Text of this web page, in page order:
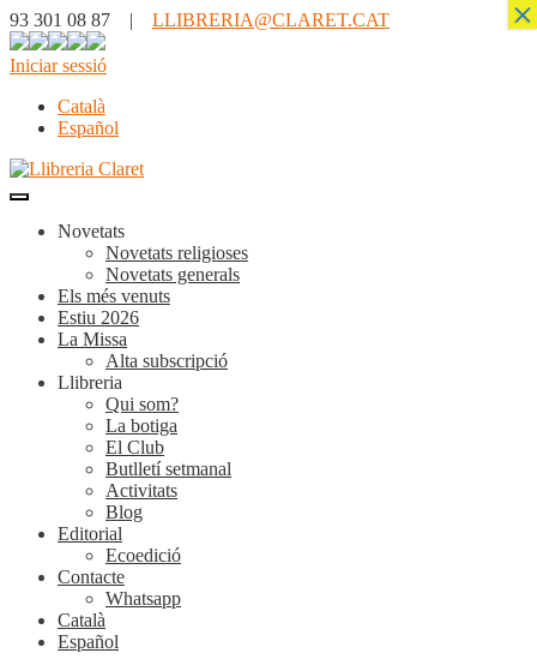
93 301 08 87 | LLIBRERIA@CLARET.CAT
Iniciar sessió
Català
Español
Novetats
Novetats religioses
Novetats generals
Els més venuts
Estiu 2026
La Missa
Alta subscripció
Llibreria
Qui som?
La botiga
El Club
Butlletí setmanal
Activitats
Blog
Editorial
Ecoedició
Contacte
Whatsapp
Català
Español
×